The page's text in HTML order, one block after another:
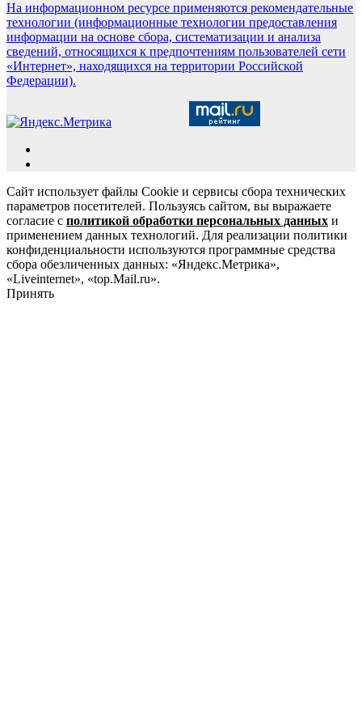
На информационном ресурсе применяются рекомендательные
технологии (информационные технологии предоставления
информации на основе сбора, систематизации и анализа
сведений, относящихся к предпочтениям пользователей сети
«Интернет», находящихся на территории Российской
Федерации).
Сайт использует файлы Cookie и сервисы сбора технических
параметров посетителей. Пользуясь сайтом, вы выражаете
согласие с политикой обработки персональных данных и
применением данных технологий. Для реализации политики
конфиденциальности используются программные средства
сбора обезличенных данных: «Яндекс.Метрика»,
«Liveinternet», «top.Mail.ru».
Принять